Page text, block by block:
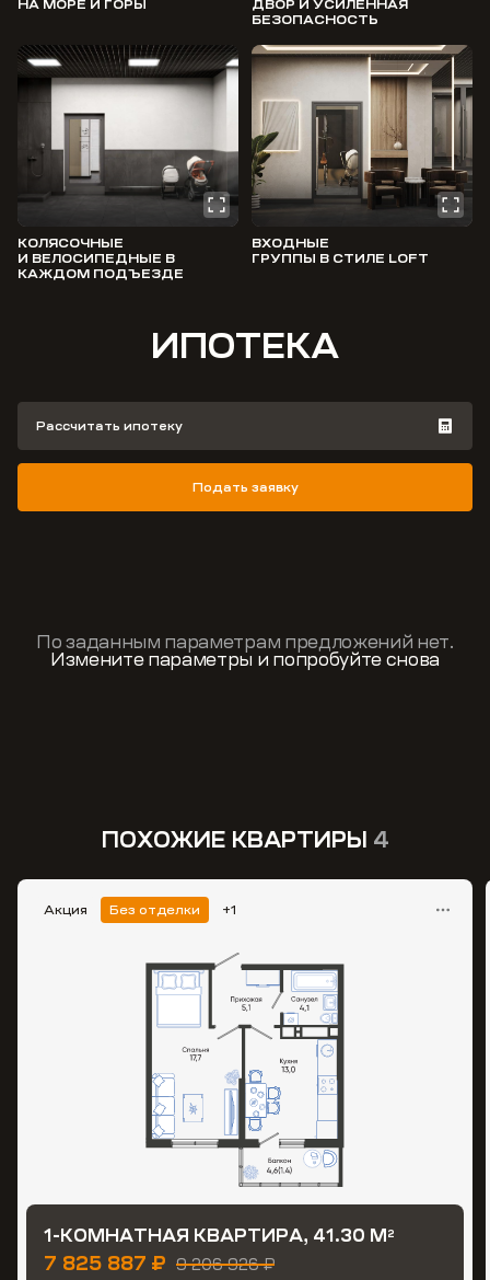
НА МОРЕ И ГОРЫ
ДВОР И УСИЛЕННАЯ
БЕЗОПАСНОСТЬ
КОЛЯСОЧНЫЕ
И ВЕЛОСИПЕДНЫЕ В
КАЖДОМ ПОДЪЕЗДЕ
ВХОДНЫЕ
ГРУППЫ В СТИЛЕ LOFT
ИПОТЕКА
Подать заявку
Рассчитать ипотеку
По заданным параметрам предложений нет.
Измените параметры и попробуйте снова
ПОХОЖИЕ КВАРТИРЫ 4
Акция Без отделки +1
1-КОМНАТНАЯ КВАРТИРА, 41.30 М2
7 825 887 ₽ 9 206 926 ₽